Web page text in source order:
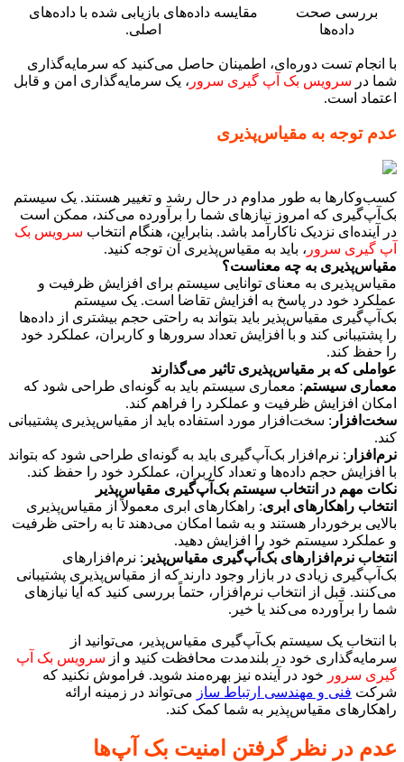
بررسی صحت
داده‌ها
مقایسه داده‌های بازیابی شده با داده‌های
اصلی.
با انجام تست دوره‌ای، اطمینان حاصل می‌کنید که سرمایه‌گذاری
شما در سرویس بک آپ گیری سرور ، یک سرمایه‌گذاری امن و قابل
اعتماد است.
عدم توجه به مقیاس‌پذیری
کسب‌وکارها به طور مداوم در حال رشد و تغییر هستند. یک سیستم
بک‌آپ‌گیری که امروز نیازهای شما را برآورده می‌کند، ممکن است
در آینده‌ای نزدیک ناکارآمد باشد. بنابراین، هنگام انتخاب سرویس بک
آپ گیری سرور ، باید به مقیاس‌پذیری آن توجه کنید.
مقیاس‌پذیری به چه معناست؟
مقیاس‌پذیری به معنای توانایی سیستم برای افزایش ظرفیت و
عملکرد خود در پاسخ به افزایش تقاضا است. یک سیستم
بک‌آپ‌گیری مقیاس‌پذیر باید بتواند به راحتی حجم بیشتری از داده‌ها
را پشتیبانی کند و با افزایش تعداد سرورها و کاربران، عملکرد خود
را حفظ کند.
عواملی که بر مقیاس‌پذیری تاثیر می‌گذارند
معماری سیستم: معماری سیستم باید به گونه‌ای طراحی شود که
امکان افزایش ظرفیت و عملکرد را فراهم کند.
سخت‌افزار : سخت‌افزار مورد استفاده باید از مقیاس‌پذیری پشتیبانی
کند.
نرم‌افزار : نرم‌افزار بک‌آپ‌گیری باید به گونه‌ای طراحی شود که بتواند
با افزایش حجم داده‌ها و تعداد کاربران، عملکرد خود را حفظ کند.
نکات مهم در انتخاب سیستم بک‌آپ‌گیری مقیاس‌پذیر
انتخاب راهکارهای ابری: راهکارهای ابری معمولاً از مقیاس‌پذیری
بالایی برخوردار هستند و به شما امکان می‌دهند تا به راحتی ظرفیت
و عملکرد سیستم خود را افزایش دهید.
انتخاب نرم‌افزارهای بک‌آپ‌گیری مقیاس‌پذیر : نرم‌افزارهای
بک‌آپ‌گیری زیادی در بازار وجود دارند که از مقیاس‌پذیری پشتیبانی
می‌کنند. قبل از انتخاب نرم‌افزار، حتماً بررسی کنید که آیا نیازهای
شما را برآورده می‌کند یا خیر.
با انتخاب یک سیستم بک‌آپ‌گیری مقیاس‌پذیر، می‌توانید از
سرمایه‌گذاری خود در بلندمدت محافظت کنید و از سرویس بک آپ
گیری سرور خود در آینده نیز بهره‌مند شوید. فراموش نکنید که
شرکت فنی و مهندسی ارتباط ساز می‌تواند در زمینه ارائه
راهکارهای مقیاس‌پذیر به شما کمک کند.
عدم در نظر گرفتن امنیت بک آپ‌ها